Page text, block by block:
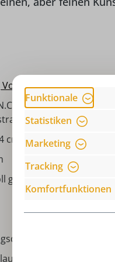
by Nestler GmbH,
132, 09548 Seiffen,
cm
gestaltet
I Erzgebirge
Funktionale
Statistiken
Marketing
Tracking
Komfortfunktionen